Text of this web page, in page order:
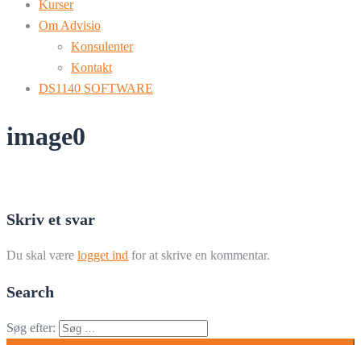
Kurser
Om Advisio
Konsulenter
Kontakt
DS1140 SOFTWARE
image0
Skriv et svar
Du skal være logget ind for at skrive en kommentar.
Search
Søg efter: